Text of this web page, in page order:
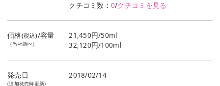
クチコミ数： 0/クチコミを見る
価格(税込)/容量
（当社調べ）
21,450円/50ml
32,120円/100ml
発売日
(追加発売時更新)
2018/02/14